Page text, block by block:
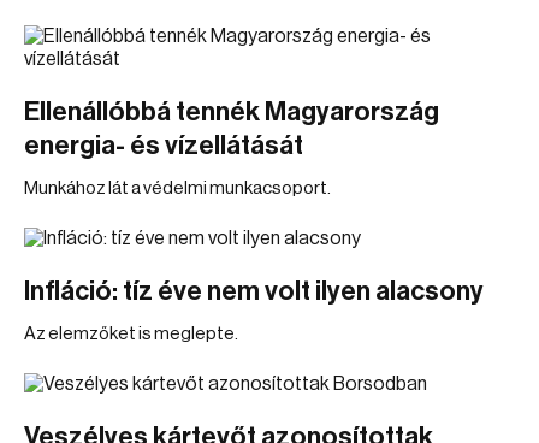
Ellenállóbbá tennék Magyarország
energia- és vízellátását
Munkához lát a védelmi munkacsoport.
Infláció: tíz éve nem volt ilyen alacsony
Az elemzőket is meglepte.
Veszélyes kártevőt azonosítottak